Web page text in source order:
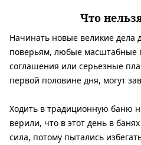
Что
Начинать новые великие
поверьям, любые масштабные
соглашения или серьезные
первой половине дня, могут
Ходить в традиционную баню
верили, что в этот день в
сила, потому пытались